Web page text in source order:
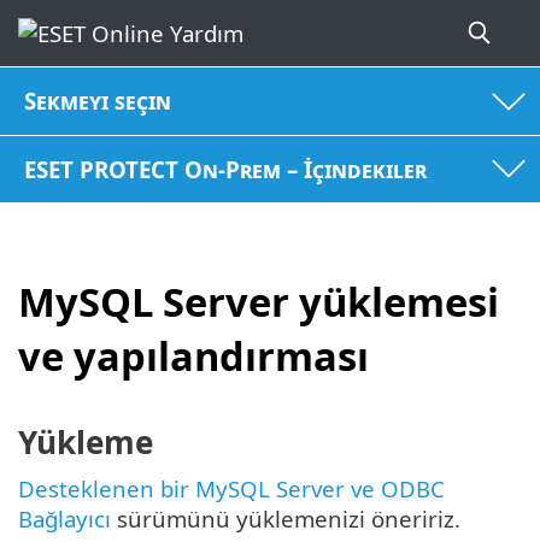
Sekmeyi seçin
ESET PROTECT On-Prem – İçindekiler
MySQL Server yüklemesi
ve yapılandırması
Yükleme
Desteklenen bir MySQL Server ve ODBC
Bağlayıcı sürümünü yüklemenizi öneririz.